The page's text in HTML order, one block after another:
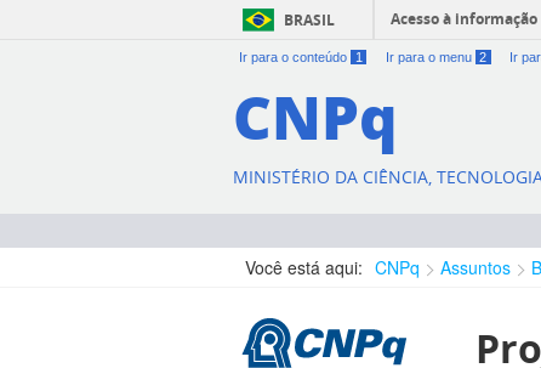
BRASIL Acesso à informação
Ir para o conteúdo 1 Ir para o menu 2 Ir
CNPq
MINISTÉRIO DA CIÊNCIA,
Você está aqui: CNPq Assuntos